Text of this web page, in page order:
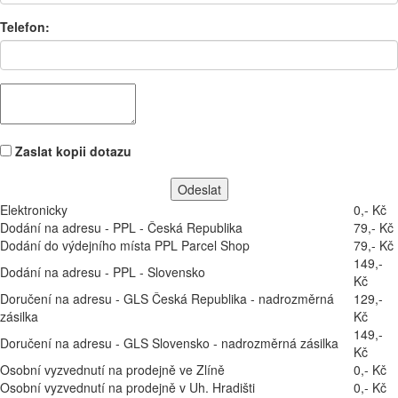
Telefon:
Zaslat kopii dotazu
Elektronicky
0,- Kč
Dodání na adresu - PPL - Česká Republika
79,- Kč
Dodání do výdejního místa PPL Parcel Shop
79,- Kč
Dodání na adresu - PPL - Slovensko
149,-
Kč
Doručení na adresu - GLS Česká Republika - nadrozměrná
zásilka
129,-
Kč
Doručení na adresu - GLS Slovensko - nadrozměrná zásilka
149,-
Kč
Osobní vyzvednutí na prodejně ve Zlíně
0,- Kč
Osobní vyzvednutí na prodejně v Uh. Hradišti
0,- Kč